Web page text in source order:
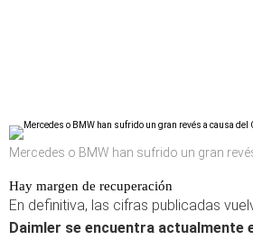
Mercedes o BMW han sufrido un gran
Hay margen de recuperación
En definitiva, las cifras publicadas
Daimler se encuentra actualmente